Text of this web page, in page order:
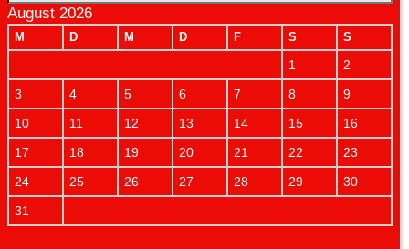
August 2026
M D M D F S S
1
2
3
4 5 6 7 8
9
10
11 12 13 14 15
16
17
18 19 20 21 22
23
24
25 26 27 28 29
30
31